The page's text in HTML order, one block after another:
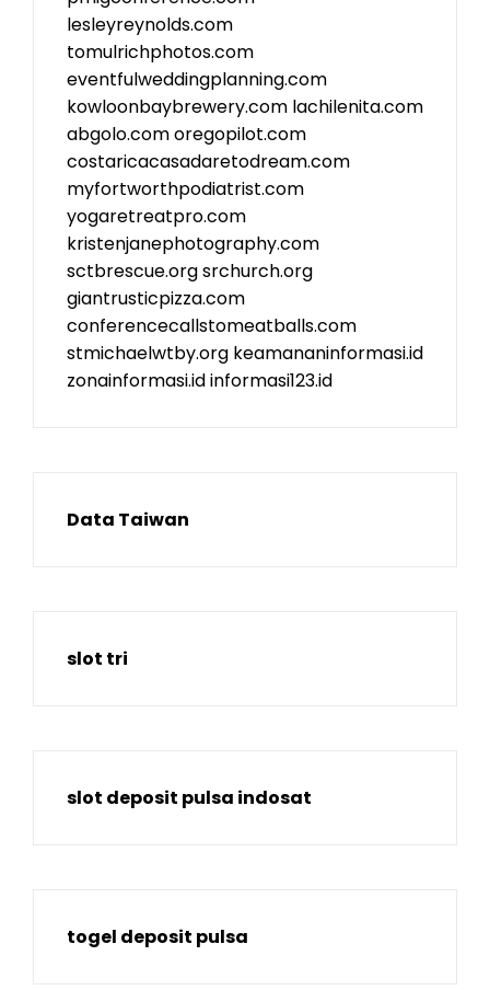
lesleyreynolds.com
tomulrichphotos.com
eventfulweddingplanning.com
kowloonbaybrewery.com lachilenita.com
abgolo.comoregopilot.com
costaricacasadaretodream.com
myfortworthpodiatrist.com
yogaretreatpro.com
kristenjanephotography.com
sctbrescue.orgsrchurch.org
giantrusticpizza.com
conferencecallstomeatballs.com
stmichaelwtby.org keamananinformasi.id
zonainformasi.idinformasi123.id
Data Taiwan
slot tri
slot deposit pulsa indosat
togel deposit pulsa